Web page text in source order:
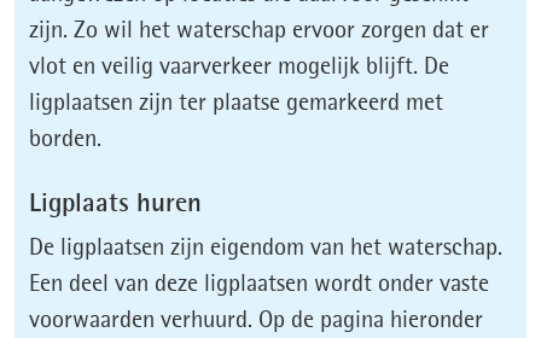
zijn. Zo wil het waterschap ervoor zorgen dat er
vlot en veilig vaarverkeer mogelijk blijft. De
ligplaatsen zijn ter plaatse gemarkeerd met
borden.
Ligplaats huren
De ligplaatsen zijn eigendom van het waterschap.
Een deel van deze ligplaatsen wordt onder vaste
voorwaarden verhuurd. Op de pagina hieronder